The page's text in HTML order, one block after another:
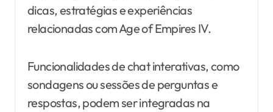
dicas, estratégias e experiências
relacionadas com Age of Empires IV.
Funcionalidades de chat interativas, como
sondagens ou sessões de perguntas e
respostas, podem ser integradas na